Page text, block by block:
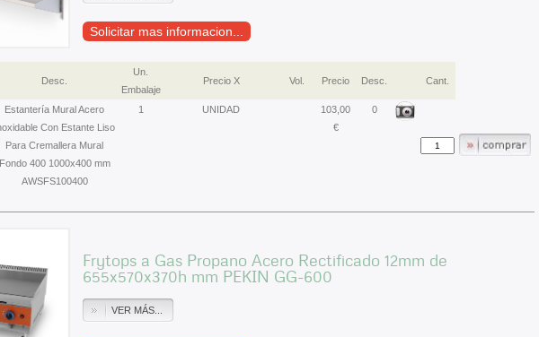
Solicitar mas informacion...
Desc.
Un.
Embalaje
Precio X Vol. Precio Desc. Cant.
Estantería Mural Acero
Con Estante Liso
Para Cremallera Mural
Fondo 400 1000x400 mm
AWSFS100400
1 UNIDAD
103,00
€
0
Frytops a Gas Propano Acero Rectificado 12mm de
655x570x370h mm PEKIN GG-600
VER MÁS...